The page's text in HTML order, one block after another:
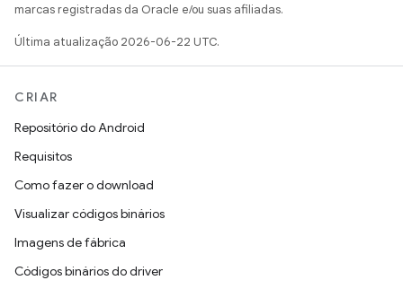
marcas registradas da Oracle e/ou suas afiliadas.
Última atualização 2026-06-22 UTC.
CRIAR
Repositório do Android
Requisitos
Como fazer o download
Visualizar códigos binários
Imagens de fábrica
Códigos binários do driver